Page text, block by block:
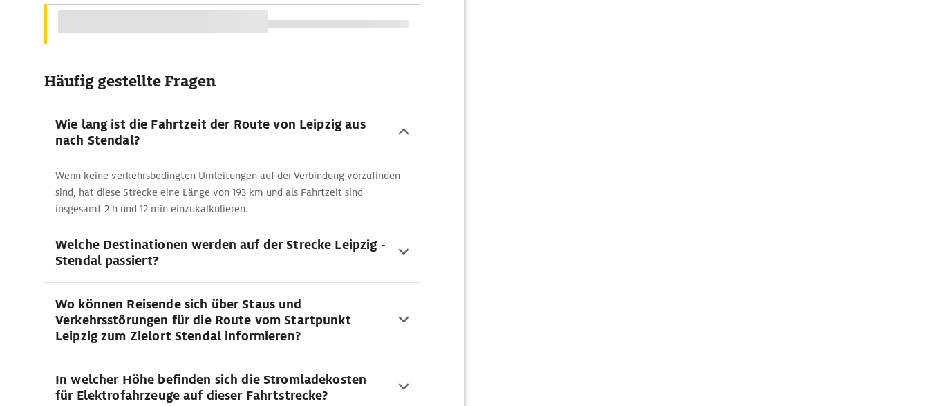
Häufig gestellte Fragen
Wie lang ist die Fahrtzeit der Route von Leipzig aus
nach Stendal?
Wenn keine verkehrsbedingten Umleitungen auf der Verbindung vorzufinden
sind, hat diese Strecke eine Länge von 193 km und als Fahrtzeit sind
insgesamt 2 h und 12 min einzukalkulieren.
Welche Destinationen werden auf der Strecke Leipzig -
Stendal passiert?
Wo können Reisende sich über Staus und
Verkehrsstörungen für die Route vom Startpunkt
Leipzig zum Zielort Stendal informieren?
In welcher Höhe befinden sich die Stromladekosten
für Elektrofahrzeuge auf dieser Fahrtstrecke?